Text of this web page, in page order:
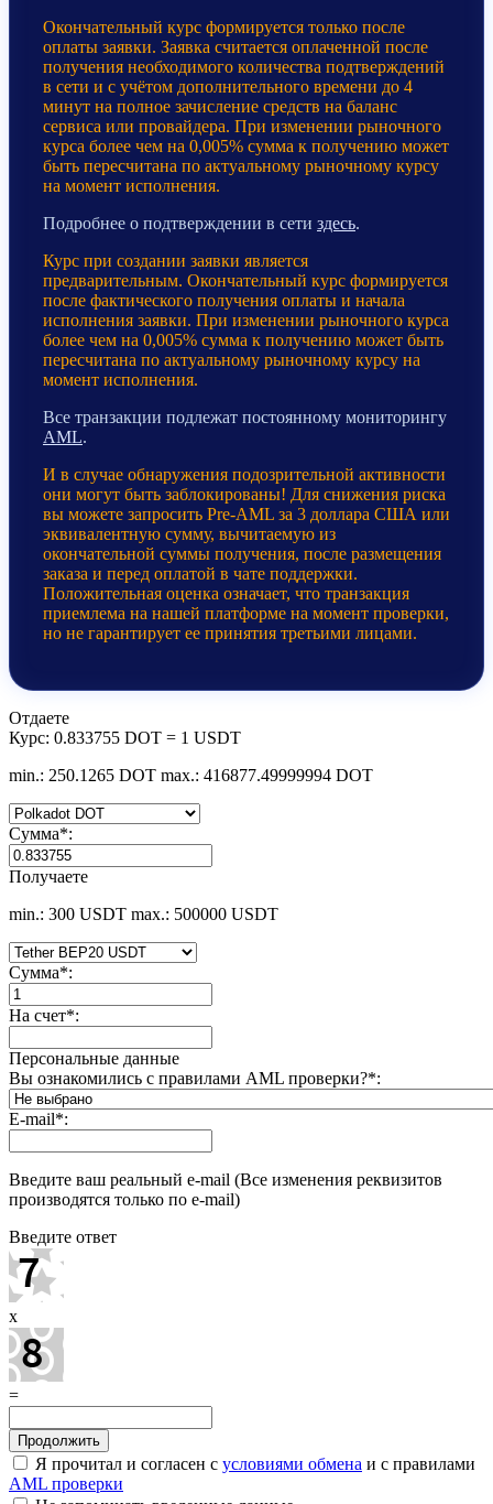
Окончательный курс формируется только после
оплаты заявки. Заявка считается оплаченной после
получения необходимого количества подтверждений
в сети и с учётом дополнительного времени до 4
минут на полное зачисление средств на баланс
сервиса или провайдера. При изменении рыночного
курса более чем на 0,005% сумма к получению может
быть пересчитана по актуальному рыночному курсу
на момент исполнения.
Подробнее о подтверждении в сети здесь.
Курс при создании заявки является
предварительным. Окончательный курс формируется
после фактического получения оплаты и начала
исполнения заявки. При изменении рыночного курса
более чем на 0,005% сумма к получению может быть
пересчитана по актуальному рыночному курсу на
момент исполнения.
Все транзакции подлежат постоянному мониторингу
AML.
И в случае обнаружения подозрительной активности
они могут быть заблокированы! Для снижения риска
вы можете запросить Pre-AML за 3 доллара США или
эквивалентную сумму, вычитаемую из
окончательной суммы получения, после размещения
заказа и перед оплатой в чате поддержки.
Положительная оценка означает, что транзакция
приемлема на нашей платформе на момент проверки,
но не гарантирует ее принятия третьими лицами.
Отдаете
Курс: 0.833755 DOT = 1 USDT
min.: 250.1265 DOT max.: 416877.49999994 DOT
Сумма*:
Получаете
min.: 300 USDT max.: 500000 USDT
Сумма*:
На счет*:
Персональные данные
Вы ознакомились с правилами AML проверки?*:
E-mail*:
Введите ваш реальный e-mail (Все изменения реквизитов
производятся только по e-mail)
Введите ответ
x
=
Я прочитал и согласен с условиями обмена и с правилами
AML проверки